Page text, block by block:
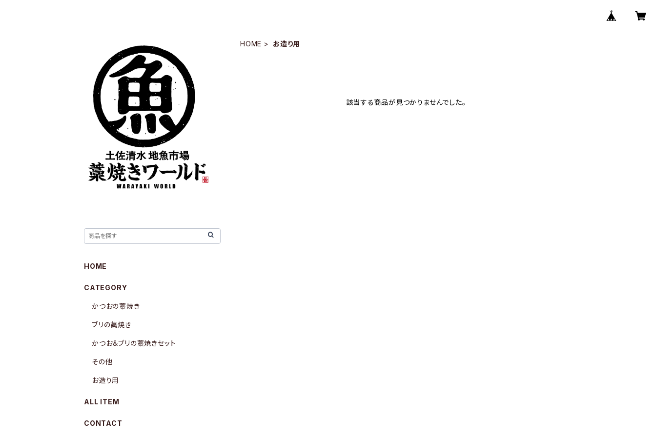
HOME お造り用
該当する商品が見つかりませんでした。
HOME
CATEGORY
かつおの藁焼き
ブリの藁焼き
かつお＆ブリの藁焼きセット
その他
お造り用
ALL ITEM
CONTACT